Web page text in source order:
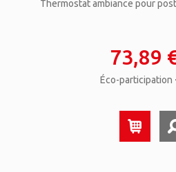
Thermostat ambiance pour
73,89
Éco-participation